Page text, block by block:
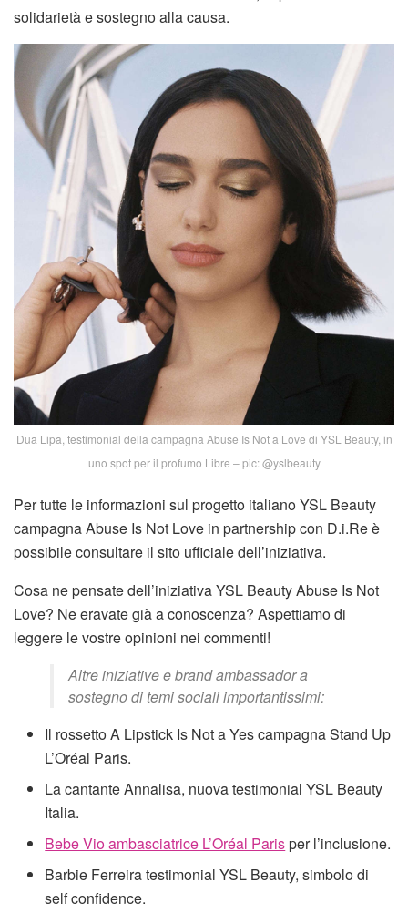
solidarietà e sostegno alla causa.
Dua Lipa, testimonial della campagna Abuse Is Not a Love di YSL Beauty, in
uno spot per il profumo Libre – pic: @yslbeauty
Per tutte le informazioni sul progetto italiano YSL Beauty
campagna Abuse Is Not Love in partnership con D.i.Re è
possibile consultare il sito ufficiale dell’iniziativa.
Cosa ne pensate dell’iniziativa YSL Beauty Abuse Is Not
Love? Ne eravate già a conoscenza? Aspettiamo di
leggere le vostre opinioni nei commenti!
Altre iniziative e brand ambassador a
sostegno di temi sociali importantissimi:
Il rossetto A Lipstick Is Not a Yes campagna Stand Up
L’Oréal Paris.
La cantante Annalisa, nuova testimonial YSL Beauty
Italia.
Bebe Vio ambasciatrice L’Oréal Parisper l’inclusione.
Barbie Ferreira testimonial YSL Beauty, simbolo di
self confidence.